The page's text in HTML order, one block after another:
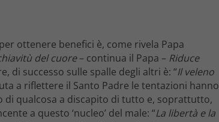
ottenere benefici è, come rivela Papa
del cuore– continua il Papa – Riduce
di successo sulle spalle degli altri è: “Il veleno
a riflettere il Santo Padre le tentazioni hanno
di qualcosa a discapito di tutto e, soprattutto,
a questo ‘nucleo’ del male: “La libertà e la